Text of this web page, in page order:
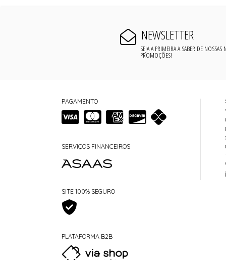
NEWSLETTER
SEJA A PRIMEIRA A SABER DE NOSSAS
PROMOÇÕES!
PAGAMENTO
SERVIÇOS FINANCEIROS
SITE 100% SEGURO
PLATAFORMA B2B